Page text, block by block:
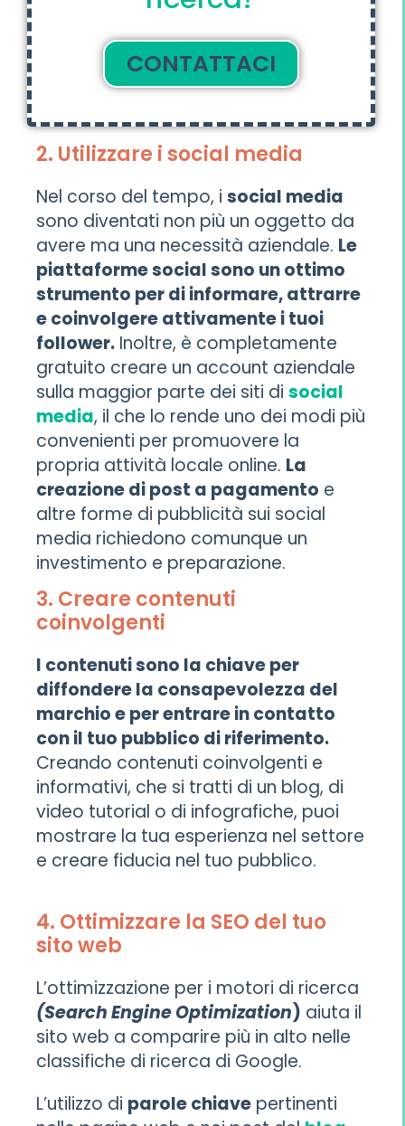
CONTATTACI
2. Utilizzare i social media
Nel corso del tempo, i social media
sono diventati non più un oggetto da
avere ma una necessità aziendale. Le
piattaforme social sono un ottimo
strumento per di informare, attrarre
e coinvolgere attivamente i tuoi
follower. Inoltre, è completamente
gratuito creare un account aziendale
sulla maggior parte dei siti di social
media, il che lo rende uno dei modi più
convenienti per promuovere la
propria attività locale online. La
creazione di post a pagamento e
altre forme di pubblicità sui social
media richiedono comunque un
investimento e preparazione.
3. Creare contenuti
coinvolgenti
I contenuti sono la chiave per
diffondere la consapevolezza del
marchio e per entrare in contatto
con il tuo pubblico di riferimento.
Creando contenuti coinvolgenti e
informativi, che si tratti di un blog, di
video tutorial o di infografiche, puoi
mostrare la tua esperienza nel settore
e creare fiducia nel tuo pubblico.
4. Ottimizzare la SEO del tuo
sito web
L’ottimizzazione per i motori di ricerca
(Search Engine Optimization) aiuta il
sito web a comparire più in alto nelle
classifiche di ricerca di Google.
L’utilizzo di parole chiave pertinenti